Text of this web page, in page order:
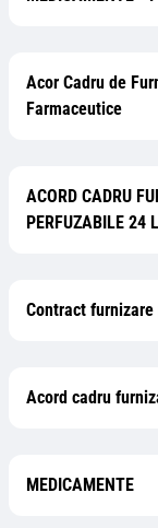
Acor Cadru de
Farmaceutice
ACORD CADRU
PERFUZABILE 24
Contract
Acord cadru
MEDICAMENTE